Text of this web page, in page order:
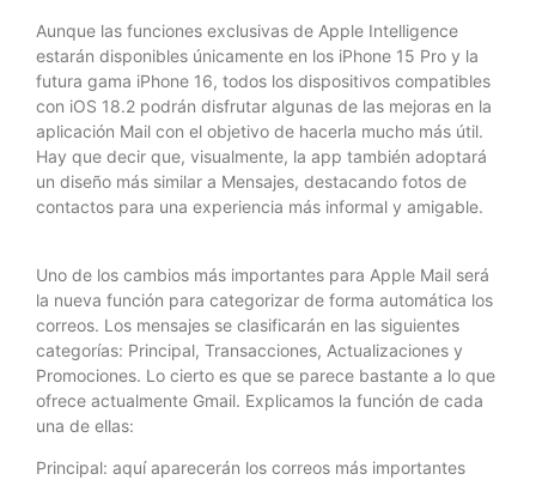
Aunque las funciones exclusivas de Apple Intelligence
estarán disponibles únicamente en los iPhone 15 Pro y la
futura gama iPhone 16, todos los dispositivos compatibles
con iOS 18.2 podrán disfrutar algunas de las mejoras en la
aplicación Mail con el objetivo de hacerla mucho más útil.
Hay que decir que, visualmente, la app también adoptará
un diseño más similar a Mensajes, destacando fotos de
contactos para una experiencia más informal y amigable.
Uno de los cambios más importantes para Apple Mail será
la nueva función para categorizar de forma automática los
correos. Los mensajes se clasificarán en las siguientes
categorías: Principal, Transacciones, Actualizaciones y
Promociones. Lo cierto es que se parece bastante a lo que
ofrece actualmente Gmail. Explicamos la función de cada
una de ellas:
Principal: aquí aparecerán los correos más importantes